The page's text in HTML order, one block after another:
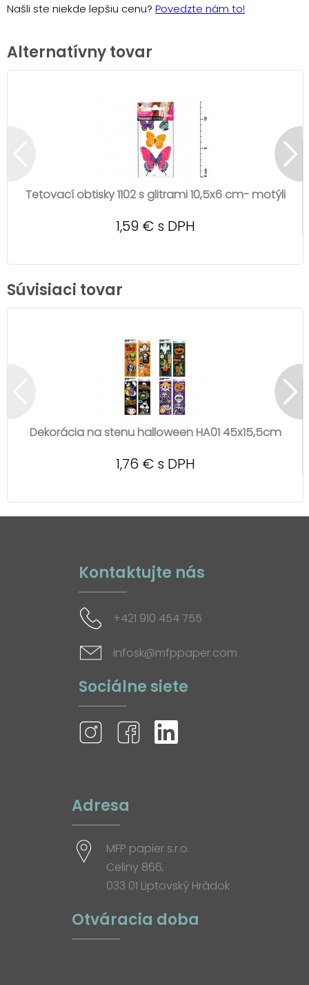
Našli ste niekde lepšiu cenu? Povedzte nám to!
Alternatívny tovar
Tetovací obtisky 1102 s glitrami 10,5x6 cm- motýli
1,59 € s DPH
Súvisiaci tovar
Dekorácia na stenu halloween HA01 45x15,5cm
1,76 € s DPH
Kontaktujte nás
+421 910 454 755
infosk@mfppaper.com
Sociálne siete
Adresa
MFP papier s.r.o.
Celiny 866,
033 01 Liptovský Hrádok
Otváracia doba